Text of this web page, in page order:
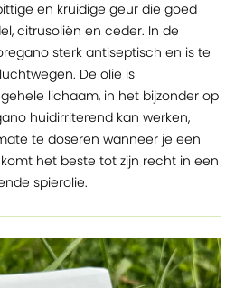
en kruidige geur die goed
citrusoliën en ceder. In de
sterk antiseptisch en is te
De olie is
lichaam, in het bijzonder op
huidirriterend kan werken,
te doseren wanneer je een
het beste tot zijn recht in een
spierolie.